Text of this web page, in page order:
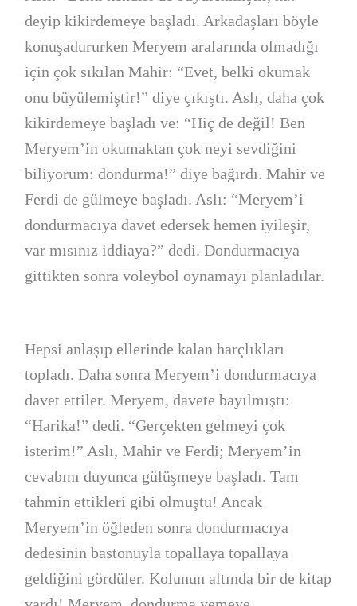
deyip kikirdemeye başladı. Arkadaşları böyle
konuşadururken Meryem aralarında olmadığı
için çok sıkılan Mahir: “Evet, belki okumak
onu büyülemiştir!” diye çıkıştı. Aslı, daha çok
kikirdemeye başladı ve: “Hiç de değil! Ben
Meryem’in okumaktan çok neyi sevdiğini
biliyorum: dondurma!” diye bağırdı. Mahir ve
Ferdi de gülmeye başladı. Aslı: “Meryem’i
dondurmacıya davet edersek hemen iyileşir,
var mısınız iddiaya?” dedi. Dondurmacıya
gittikten sonra voleybol oynamayı planladılar.
Hepsi anlaşıp ellerinde kalan harçlıkları
topladı. Daha sonra Meryem’i dondurmacıya
davet ettiler. Meryem, davete bayılmıştı:
“Harika!” dedi. “Gerçekten gelmeyi çok
isterim!” Aslı, Mahir ve Ferdi; Meryem’in
cevabını duyunca gülüşmeye başladı. Tam
tahmin ettikleri gibi olmuştu! Ancak
Meryem’in öğleden sonra dondurmacıya
dedesinin bastonuyla topallaya topallaya
geldiğini gördüler. Kolunun altında bir de kitap